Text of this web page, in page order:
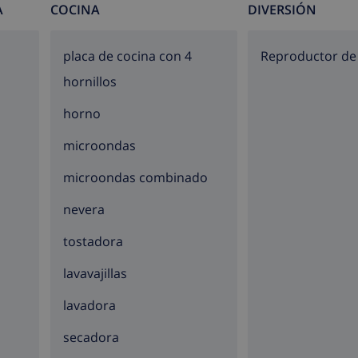
de la villa)
de la villa)
villa)
de la villa)
asistencia telefónica para urgencias las 24 horas
COCINA
placa de cocina con 4
hornillos
horno
microondas
microondas combinado
nevera
tostadora
lavavajillas
lavadora
secadora
DIVERSIÓN
reproductor de